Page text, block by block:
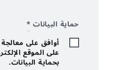
حماية البيانات *
أوافق على
على الموقع
بحماية البيانات.